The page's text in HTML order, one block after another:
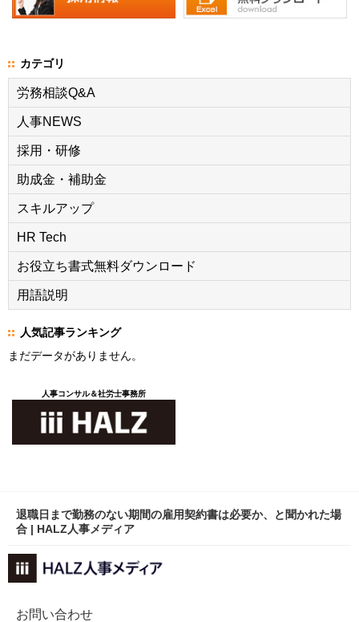
カテゴリ
労務相談Q&A
人事NEWS
採用・研修
助成金・補助金
スキルアップ
HR Tech
お役立ち書式無料ダウンロード
用語説明
人気記事ランキング
まだデータがありません。
人事コンサル＆社労士事務所
退職日まで勤務のない期間の雇用契約書は必要か、と聞かれた場
合 | HALZ人事メディア
お問い合わせ